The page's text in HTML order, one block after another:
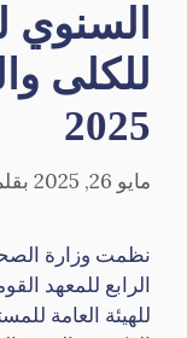
السنوي
للكلى
2025
مايو 26, 2025
نظمت وزارة
الرابع للمعهد
للهيئة العامة